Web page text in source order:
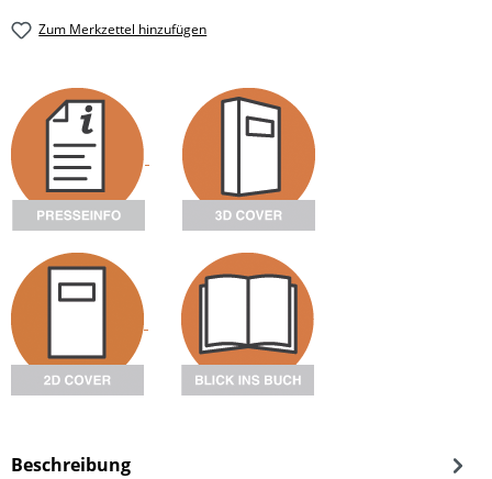
Zum Merkzettel hinzufügen
Beschreibung